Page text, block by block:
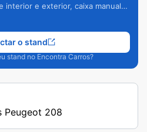
interior e exterior, caixa manual
stand no Encontra Carros?
o stand
Peugeot 208